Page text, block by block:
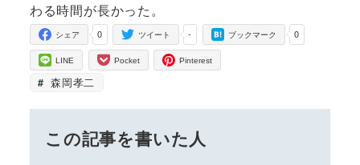
わる時間が長かった。
0
シェア -
ツイート 0
ブックマーク
LINE Pocket Pinterest
森岡孝二
この記事を書いた人